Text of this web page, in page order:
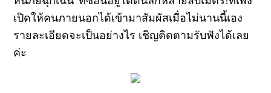
เปิดให้คนภายนอกได้เข้ามาสัมผัสเมื่อไม่นานนี้เอง
รายละเอียดจะเป็นอย่างไร เชิญติดตามรับฟังได้เลย
ค่ะ